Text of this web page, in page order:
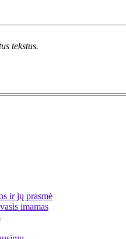
tekstus.
ir jų prasmė
imamas